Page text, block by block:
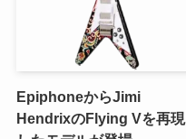
EpiphoneからJimi
HendrixのFlying Vを再現